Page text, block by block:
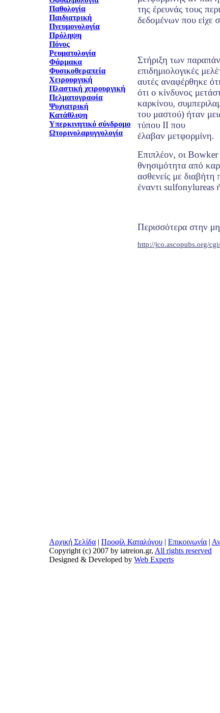
Παθολογία
Παιδιατρική
Πνευμονολογία
Πρόληψη
Πόνος
Ρευματολογία
Φάρμακα
Φυσικοθεραπεία
Χειρουργική
Πλαστική χειρουργική
Πελματογραφία
Ψυχιατρική
Κατάθλιψη
Υπερκινητικό σύνδρομο
Ωτορινολαρυγγολογία
της έρευνάς τους
δεδομένων που είχε
Στήριξη των
επιδημιολογικές
αυτές αναφέρθηκε
ότι ο κίνδυνος
καρκίνου,
του μαστού) ήταν
τύπου ΙΙ που
έλαβαν μετφορμίνη.
Επιπλέον, οι
θνησιμότητα από
ασθενείς με
έναντι sulfonylureas
Περισσότερα στην
http://jco.ascopubs.org/
Αρχική Σελίδα | Προφίλ Καταλόγου | Επικοινωνία |
Copyright (c) 2007 by iatreion.gr, All rights reserved
Designed & Developed by Web Experts